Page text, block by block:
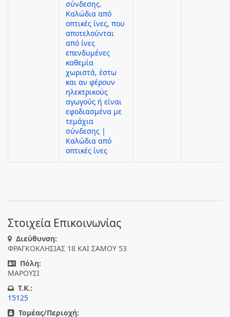
σύνδεσης.
Καλώδια από
οπτικές ίνες, που
αποτελούνται
από ίνες
επενδυμένες
καθεμία
χωριστά, έστω
και αν φέρουν
ηλεκτρικούς
αγωγούς ή είναι
εφοδιασμένα με
τεμάχια
σύνδεσης |
Καλώδια από
οπτικές ίνες
Στοιχεία Επικοινωνίας
Διεύθυνση:
ΦΡΑΓΚΟΚΛΗΣΙΑΣ 18 ΚΑΙ ΣΑΜΟΥ 53
Πόλη:
ΜΑΡΟΥΣΙ
T.K.:
15125
Τομέας/Περιοχή: